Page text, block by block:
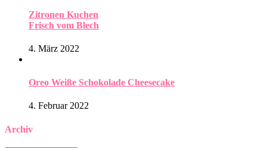
Zitronen Kuchen
Frisch vom Blech
4. März 2022
Oreo Weiße Schokolade Cheesecake
4. Februar 2022
Archiv